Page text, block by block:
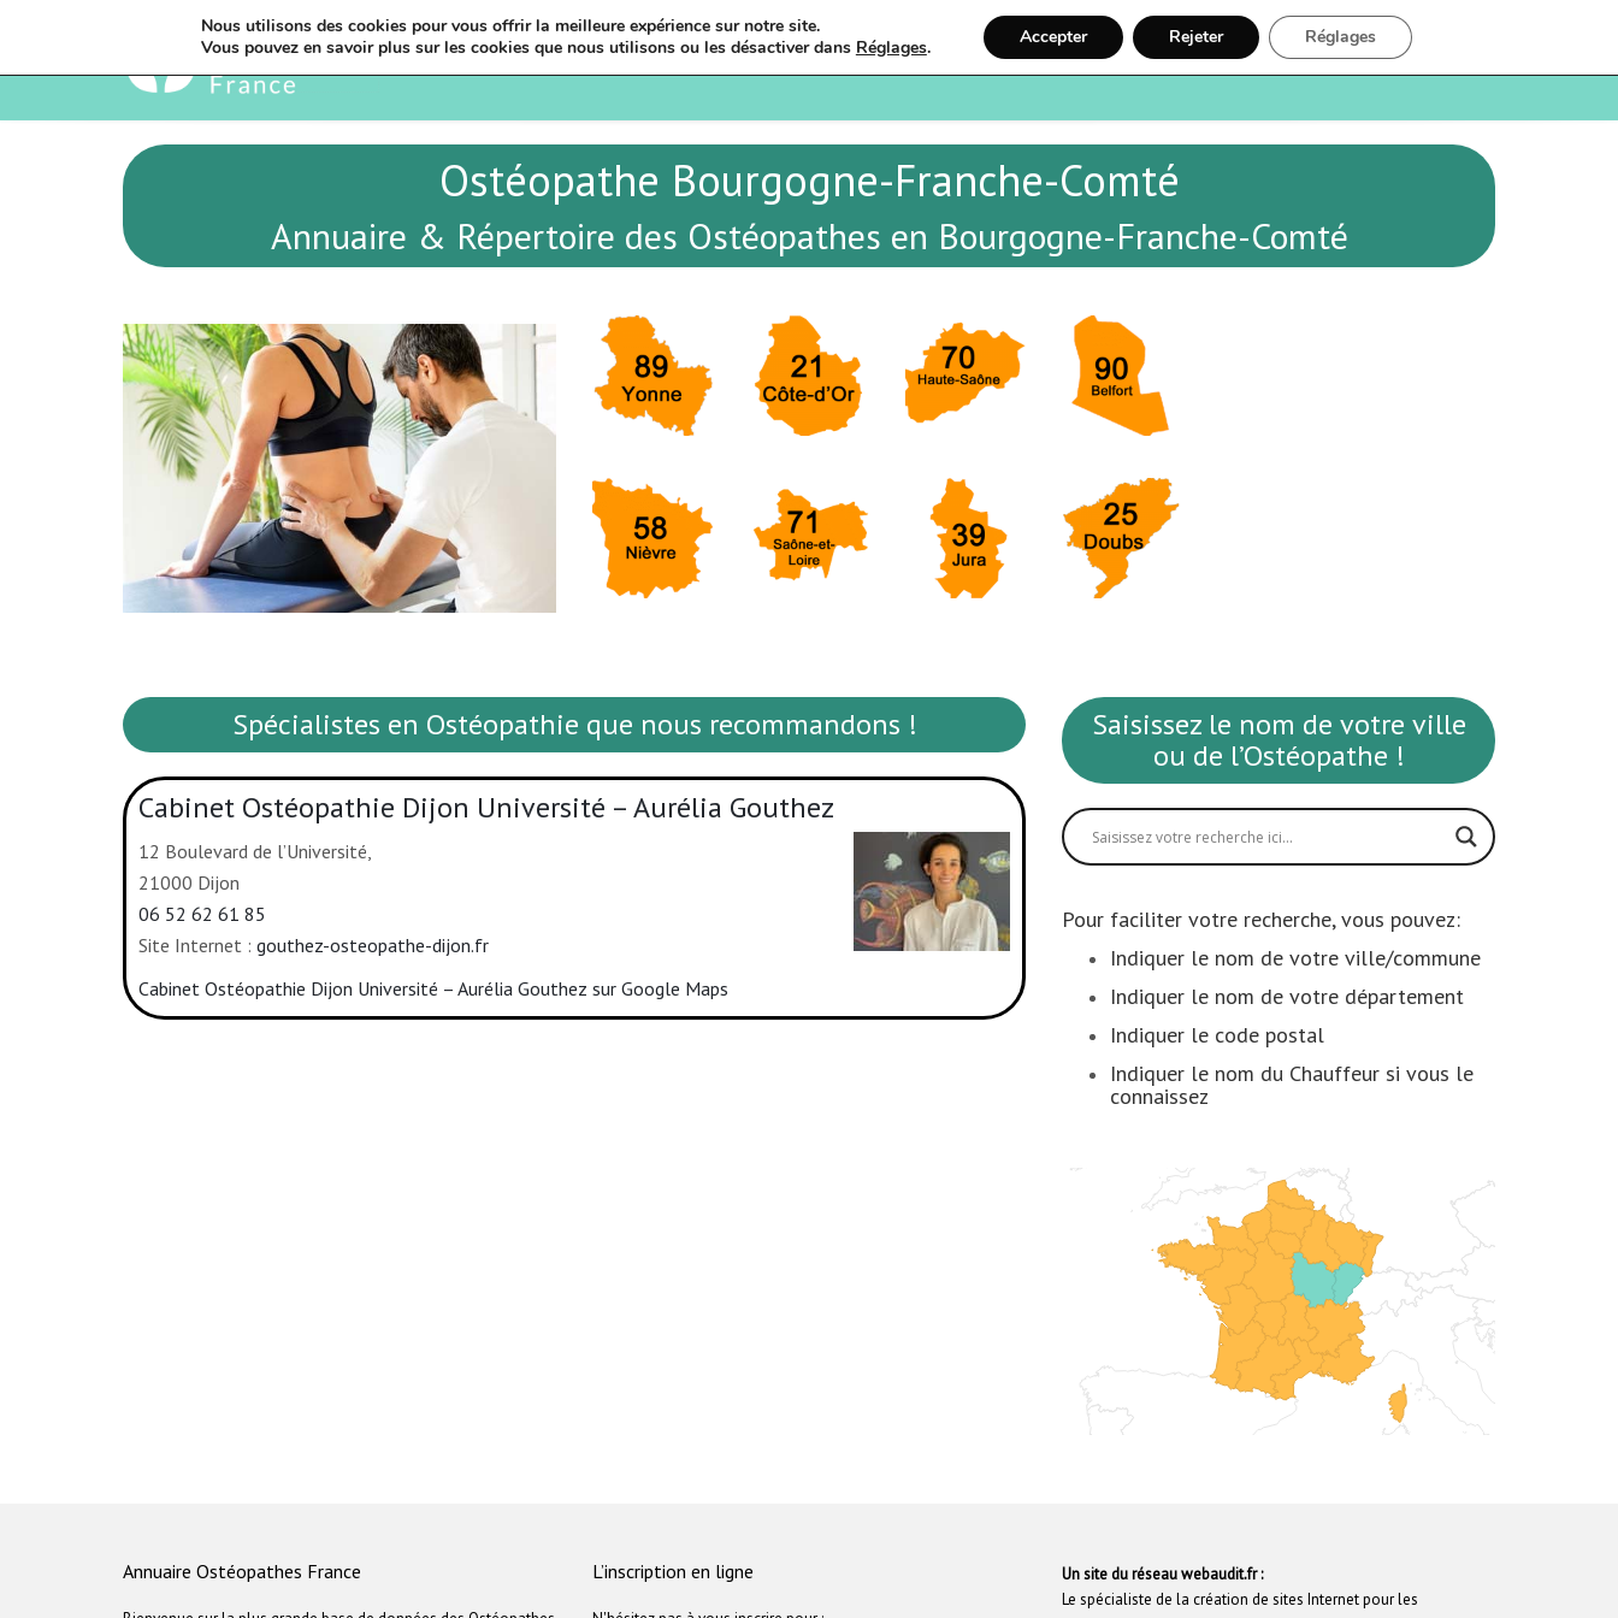
Bienvenue Ostéopathie Santé Recherche Inscription
Ostéopathe Bourgogne-Franche-Comté
Annuaire & Répertoire des Ostéopathes en Bourgogne-Franche-Comté
Spécialistes en Ostéopathie que nous recommandons !
Cabinet Ostéopathie Dijon Université – Aurélia Gouthez
12 Boulevard de l’Université,
21000 Dijon
06 52 62 61 85
Site Internet : gouthez-osteopathe-dijon.fr
Cabinet Ostéopathie Dijon Université – Aurélia Gouthez sur Google Maps
Saisissez le nom de votre ville
ou de l’Ostéopathe !
Pour faciliter votre recherche, vous pouvez:
Indiquer le nom de votre ville/commune
Indiquer le nom de votre département
Indiquer le code postal
Indiquer le nom du Chauffeur si vous le
connaissez
Annuaire Ostéopathes France L’inscription en ligne
Un site du réseau webaudit.fr :
Le spécialiste de la création de sites Internet pour les
Nous utilisons des cookies pour vous offrir la meilleure expérience sur notre site.
Vous pouvez en savoir plus sur les cookies que nous utilisons ou les désactiver dans Réglages. Accepter Rejeter Réglages